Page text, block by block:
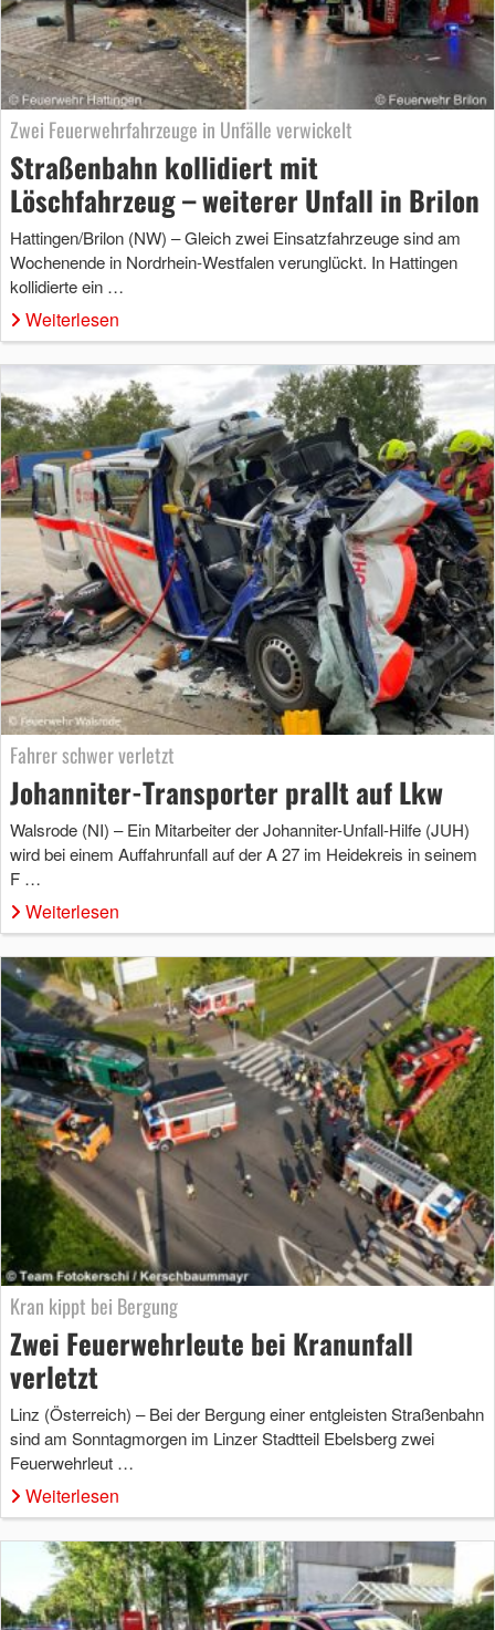
Zwei Feuerwehrfahrzeuge in Unfälle verwickelt
Straßenbahn kollidiert mit
Löschfahrzeug – weiterer Unfall in Brilon
Hattingen/Brilon (NW) – Gleich zwei Einsatzfahrzeuge sind am
Wochenende in Nordrhein-Westfalen verunglückt. In Hattingen
kollidierte ein …
Weiterlesen
Fahrer schwer verletzt
Johanniter-Transporter prallt auf Lkw
Walsrode (NI) – Ein Mitarbeiter der Johanniter-Unfall-Hilfe (JUH)
wird bei einem Auffahrunfall auf der A 27 im Heidekreis in seinem
F …
Weiterlesen
Kran kippt bei Bergung
Zwei Feuerwehrleute bei Kranunfall
verletzt
Linz (Österreich) – Bei der Bergung einer entgleisten Straßenbahn
sind am Sonntagmorgen im Linzer Stadtteil Ebelsberg zwei
Feuerwehrleut …
Weiterlesen